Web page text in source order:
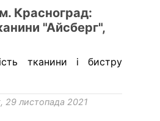
Красноград:
"Айсберг",
тканини і бистру
29 листопада 2021